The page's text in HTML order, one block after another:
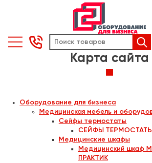
 
Карта сайта
Оборудование для бизнеса
Медицинская мебель и
Сейфы термостаты
СЕЙФЫ ТЕРМОСТАТЫ
Медицинские шкафы
Медицинский шкаф
ПРАКТИК